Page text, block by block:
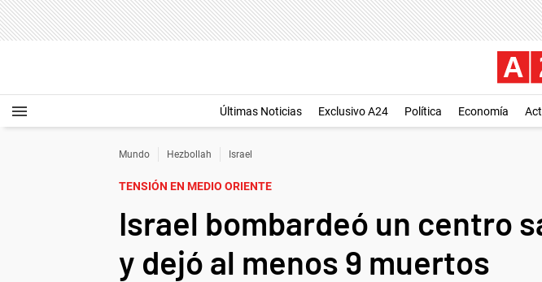
Últimas Noticias Exclusivo A24 Política Economía
Mundo Hezbollah Israel
TENSIÓN EN MEDIO ORIENTE
Israel bombardeó un centro
y dejó al menos 9 muertos